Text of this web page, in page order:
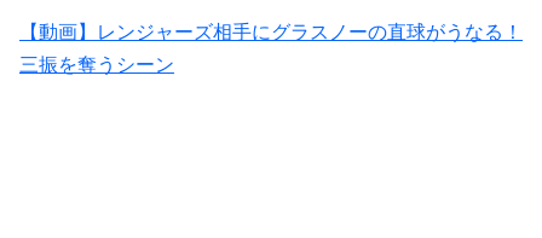
【動画】レンジャーズ相手にグラスノーの直球がうなる！
三振を奪うシーン